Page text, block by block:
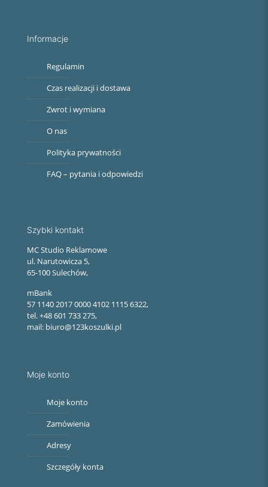
Informacje
Regulamin
Czas realizacji i dostawa
Zwrot i wymiana
O nas
Polityka prywatności
FAQ – pytania i odpowiedzi
Szybki kontakt
MC Studio Reklamowe
ul. Narutowicza 5,
65-100 Sulechów,
mBank
57 1140 2017 0000 4102 1115 6322,
tel. +48 601 733 275,
mail: biuro@123koszulki.pl
Moje konto
Moje konto
Zamówienia
Adresy
Szczegóły konta